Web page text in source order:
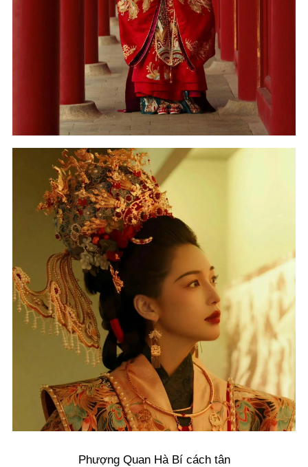
Phượng Quan Hà Bí cách tân